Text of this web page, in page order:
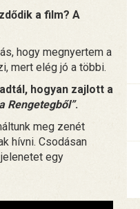
a film? A
hogy megnyertem a
mert elég jó a többi.
hogyan zajlott a
Rengetegből”.
meg zenét
hívni. Csodásan
egy